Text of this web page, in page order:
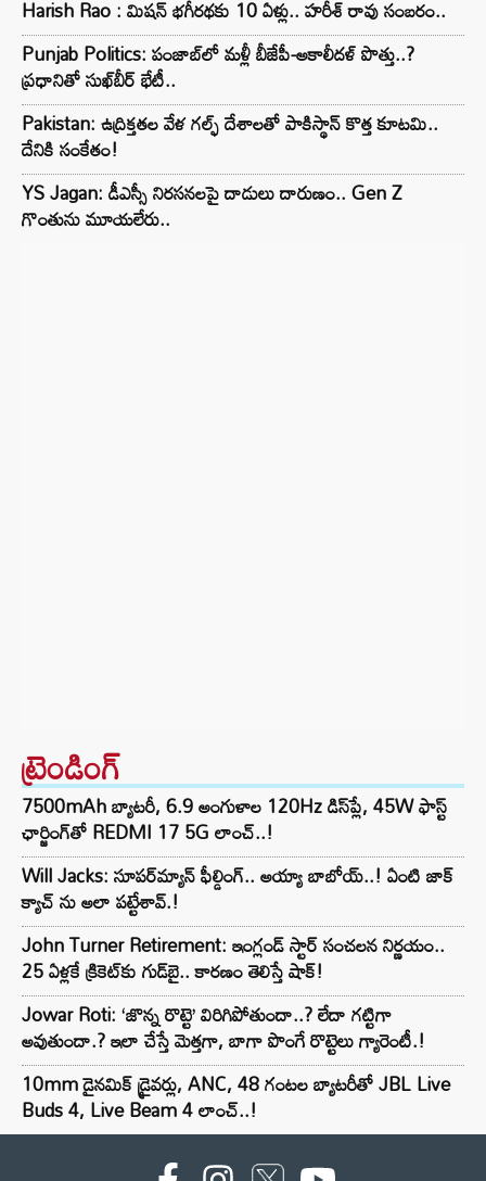
Harish Rao : మిషన్ భగీరథకు 10 ఏళ్లు.. హరీశ్ రావు సంబరం..
Punjab Politics: పంజాబ్‌లో మళ్లీ బీజేపీ-అకాలీదళ్ పొత్తు..?
ప్రధానితో సుఖ్‌బీర్ భేటీ..
Pakistan: ఉద్రిక్తతల వేళ గల్ఫ్ దేశాలతో పాకిస్థాన్ కొత్త కూటమి..
దేనికి సంకేతం!
YS Jagan: డీఎస్సీ నిరసనలపై దాడులు దారుణం.. Gen Z
గొంతును మూయలేరు..
ట్రెండింగ్‌
7500mAh బ్యాటరీ, 6.9 అంగుళాల 120Hz డిస్‌ప్లే, 45W ఫాస్ట్
ఛార్జింగ్‌తో REDMI 17 5G లాంచ్..!
Will Jacks: సూపర్‌మ్యాన్ ఫీల్డింగ్.. అయ్యా బాబోయ్..! ఏంటి జాక్
క్యాచ్ ను అలా పట్టేశావ్.!
John Turner Retirement: ఇంగ్లండ్ స్టార్ సంచలన నిర్ణయం..
25 ఏళ్లకే క్రికెట్‌కు గుడ్‌బై.. కారణం తెలిస్తే షాక్!
Jowar Roti: ‘జొన్న రొట్టె’ విరిగిపోతుందా..? లేదా గట్టిగా
అవుతుందా.? ఇలా చేస్తే మెత్తగా, బాగా పొంగే రొట్టెలు గ్యారెంటీ.!
10mm డైనమిక్ డ్రైవర్లు, ANC, 48 గంటల బ్యాటరీతో JBL Live
Buds 4, Live Beam 4 లాంచ్..!